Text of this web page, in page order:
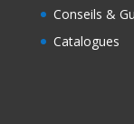
Conseils &
Catalogues